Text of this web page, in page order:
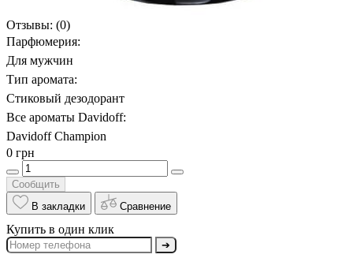
Отзывы: (0)
Парфюмерия:
Для мужчин
Тип аромата:
Стиковый дезодорант
Все ароматы Davidoff:
Davidoff Champion
0 грн
Сообщить
В закладки
Сравнение
Купить в один клик
➔